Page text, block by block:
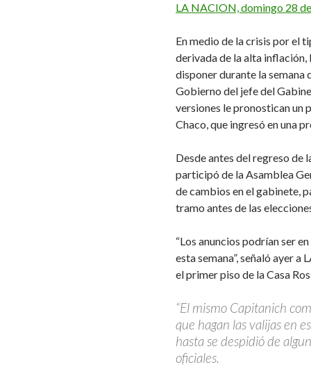
LA NACION, domingo 28
En medio de la crisis por el
derivada de la alta
disponer durante la semana
Gobierno del jefe del
versiones le pronostican un
Chaco, que ingresó en una
Desde antes del regreso de
participó de la Asamblea
de cambios en el gabinete,
tramo antes de las
“Los anuncios podrían ser
esta semana”, señaló ayer
el primer piso de la Casa
“El mismo Capitanich
que hagan las valijas en
hasta se despidió de
oficiales.